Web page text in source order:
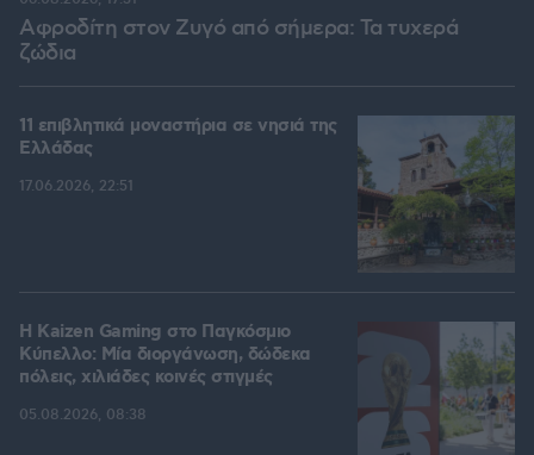
Αφροδίτη στον Ζυγό από σήμερα: Τα τυχερά
ζώδια
11 επιβλητικά μοναστήρια σε νησιά της
Ελλάδας
17.06.2026, 22:51
H Kaizen Gaming στο Παγκόσμιο
Kύπελλο: Μία διοργάνωση, δώδεκα
πόλεις, χιλιάδες κοινές στιγμές
05.08.2026, 08:38